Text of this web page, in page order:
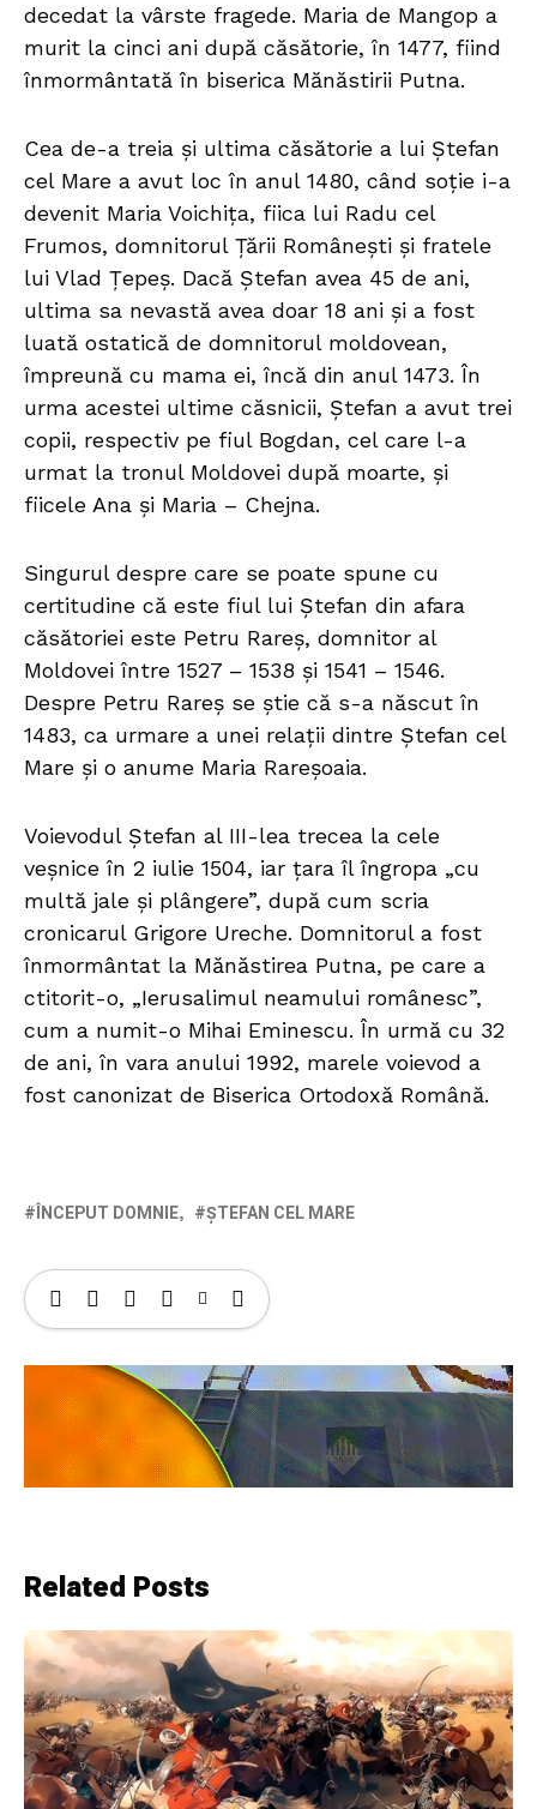
decedat la vârste fragede. Maria de Mangop a
murit la cinci ani după căsătorie, în 1477, fiind
înmormântată în biserica Mănăstirii Putna.
Cea de-a treia și ultima căsătorie a lui Ștefan
cel Mare a avut loc în anul 1480, când soție i-a
devenit Maria Voichița, fiica lui Radu cel
Frumos, domnitorul Țării Românești și fratele
lui Vlad Țepeș. Dacă Ștefan avea 45 de ani,
ultima sa nevastă avea doar 18 ani și a fost
luată ostatică de domnitorul moldovean,
împreună cu mama ei, încă din anul 1473. În
urma acestei ultime căsnicii, Ștefan a avut trei
copii, respectiv pe fiul Bogdan, cel care l-a
urmat la tronul Moldovei după moarte, și
fiicele Ana și Maria – Chejna.
Singurul despre care se poate spune cu
certitudine că este fiul lui Ștefan din afara
căsătoriei este Petru Rareș, domnitor al
Moldovei între 1527 – 1538 și 1541 – 1546.
Despre Petru Rareș se știe că s-a născut în
1483, ca urmare a unei relații dintre Ștefan cel
Mare și o anume Maria Rareșoaia.
Voievodul Ștefan al III-lea trecea la cele
veșnice în 2 iulie 1504, iar țara îl îngropa „cu
multă jale și plângere”, după cum scria
cronicarul Grigore Ureche. Domnitorul a fost
înmormântat la Mănăstirea Putna, pe care a
ctitorit-o, „Ierusalimul neamului românesc”,
cum a numit-o Mihai Eminescu. În urmă cu 32
de ani, în vara anului 1992, marele voievod a
fost canonizat de Biserica Ortodoxă Română.
ÎNCEPUT DOMNIE ȘTEFAN CEL MARE
Related Posts